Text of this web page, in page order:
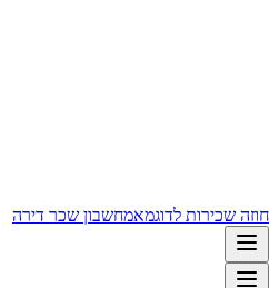
חוזה שכירות לדוגמאמחשבון שכר דירה